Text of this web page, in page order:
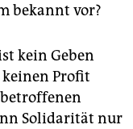
bekannt vor?
kein Geben
Profit
Solidarität nur